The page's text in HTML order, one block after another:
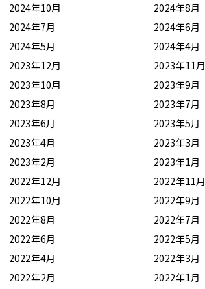
2024年10月
2024年8月
2024年7月
2024年6月
2024年5月
2024年4月
2023年12月
2023年11月
2023年10月
2023年9月
2023年8月
2023年7月
2023年6月
2023年5月
2023年4月
2023年3月
2023年2月
2023年1月
2022年12月
2022年11月
2022年10月
2022年9月
2022年8月
2022年7月
2022年6月
2022年5月
2022年4月
2022年3月
2022年2月
2022年1月